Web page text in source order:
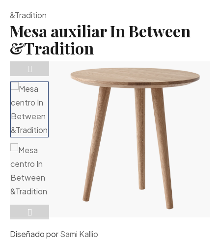
&Tradition
Mesa auxiliar In Between
&Tradition
Diseñado porSami Kallio